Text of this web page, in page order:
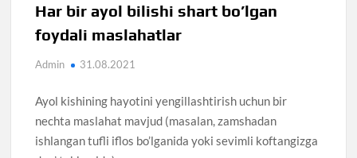
Har bir ayol bilishi shart bo’lgan
foydali maslahatlar
Admin 31.08.2021
Ayol kishining hayotini yengillashtirish uchun bir
nechta maslahat mavjud (masalan, zamshadan
ishlangan tufli iflos bo’lganida yoki sevimli koftangizga